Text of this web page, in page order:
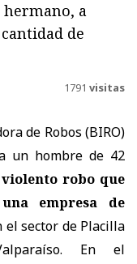
hermano, a
de
1791 visitas
de Robos (BIRO)
un hombre de 42
violento robo que
empresa de
el sector de Placilla
En el